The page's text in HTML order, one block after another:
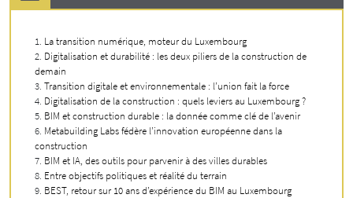
La transition numérique, moteur du Luxembourg
Digitalisation et durabilité : les deux piliers de la construction de
demain
Transition digitale et environnementale : l’union fait la force
Digitalisation de la construction : quels leviers au Luxembourg ?
BIM et construction durable : la donnée comme clé de l’avenir
Metabuilding Labs fédère l’innovation européenne dans la
construction
BIM et IA, des outils pour parvenir à des villes durables
Entre objectifs politiques et réalité du terrain
BEST, retour sur 10 ans d’expérience du BIM au Luxembourg